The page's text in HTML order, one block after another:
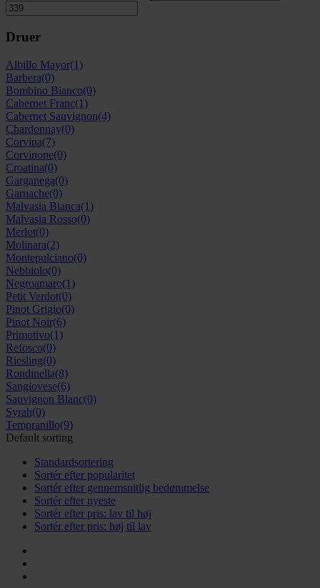
Druer
Albillo Mayor(1)
Barbera(0)
Bombino Bianco(0)
Cabernet Franc(1)
Cabernet Sauvignon(4)
Chardonnay(0)
Corvina(7)
Corvinone(0)
Croatina(0)
Garganega(0)
Garnache(0)
Malvasia Bianca(1)
Malvasia Rosso(0)
Merlot(0)
Molinara(2)
Montepulciano(0)
Nebbiolo(0)
Negroamaro(1)
Petit Verdot(0)
Pinot Grigio(0)
Pinot Noir(6)
Primotivo(1)
Refosco(0)
Riesling(0)
Rondinella(8)
Sangiovese(6)
Sauvignon Blanc(0)
Syrah(0)
Tempranillo(9)
Default sorting
Standardsortering
Sortér efter popularitet
Sortér efter gennemsnitlig bedømmelse
Sortér efter nyeste
Sortér efter pris: lav til høj
Sortér efter pris: høj til lav